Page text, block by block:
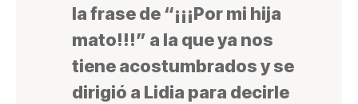
la frase de “¡¡¡Por mi hija
mato!!!” a la que ya nos
tiene acostumbrados y se
dirigió a Lidia para decirle